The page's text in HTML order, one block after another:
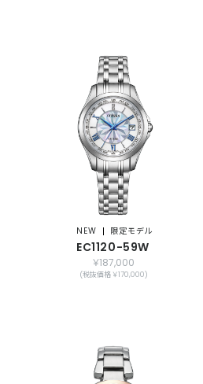
NEW 限定モデル
EC1120-59W
￥187,000
(税抜価格 ￥170,000)